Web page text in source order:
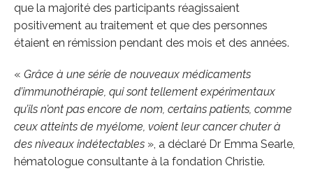
que la majorité des participants réagissaient
positivement au traitement et que des personnes
étaient en rémission pendant des mois et des années.
« Grâce à une série de nouveaux médicaments
d’immunothérapie, qui sont tellement expérimentaux
qu’ils n’ont pas encore de nom, certains patients, comme
ceux atteints de myélome, voient leur cancer chuter à
des niveaux indétectables », a déclaré Dr Emma Searle,
hématologue consultante à la fondation Christie.